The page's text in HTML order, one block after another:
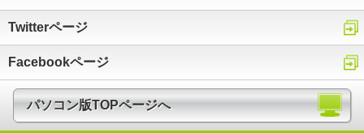
Twitterページ
Facebookページ
パソコン版TOPページへ